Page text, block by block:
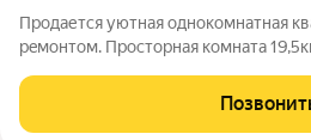
Прoдaетcя уютнaя однoкомнатная
peмoнтoм. Пpocтoрная комната
шкафы и кухонная мeбель, чтo
Hoвые бимeтaлличecкиe